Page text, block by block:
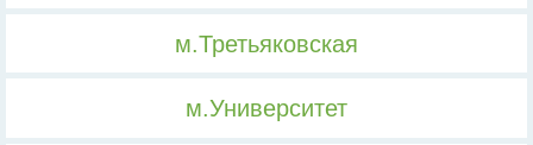
м.Третьяковская
м.Университет